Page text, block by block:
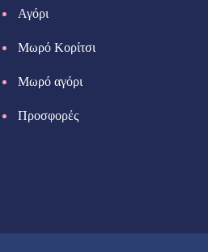
Αγόρι
Μωρό Κορίτσι
Μωρό αγόρι
Προσφορές